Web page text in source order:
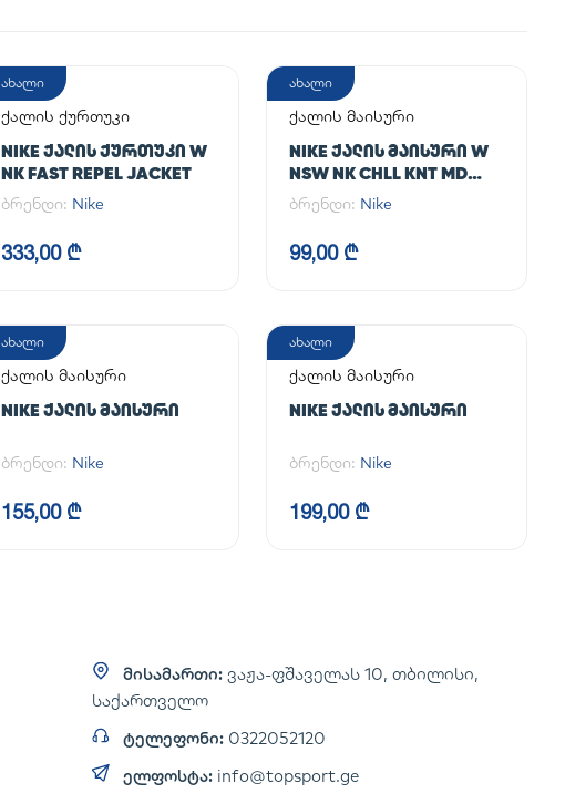
ახალი
ქალის ქურთუკი
NIKE ᲥᲐᲚᲘᲡ ᲥᲣᲠᲗᲣᲙᲘ W
NK FAST REPEL JACKET
ბრენდი: Nike
333,00 ₾
ახალი
ქალის მაისური
NIKE ᲥᲐᲚᲘᲡ ᲛᲐᲘᲡᲣᲠᲘ W
NSW NK CHLL KNT MD
CRP
ბრენდი: Nike
99,00 ₾
ახალი
ქალის მაისური
NIKE ᲥᲐᲚᲘᲡ ᲛᲐᲘᲡᲣᲠᲘ
ბრენდი: Nike
155,00 ₾
ახალი
ქალის მაისური
NIKE ᲥᲐᲚᲘᲡ ᲛᲐᲘᲡᲣᲠᲘ
ბრენდი: Nike
199,00 ₾
მისამართი: ვაჟა-ფშაველას 10, თბილისი,
საქართველო
ტელეფონი: 0322052120
ელფოსტა: info@topsport.ge